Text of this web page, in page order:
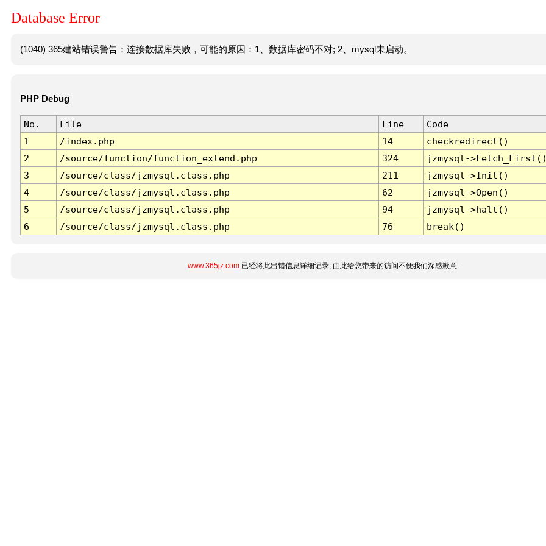
Database Error
(1040) 365建站错误警告：连接数据库失败，可能的原因：1、数据库密码不对; 2、mysql未启动。
PHP Debug
No. File Line
Code
1
/index.php 14
checkredirect()
2
/source/function/function_extend.php 324
jzmysql-
3
/source/class/jzmysql.class.php 211
jzmysql->Init()
4
/source/class/jzmysql.class.php 62
jzmysql->Open()
5
/source/class/jzmysql.class.php 94
jzmysql->halt()
6
/source/class/jzmysql.class.php 76 break()
www.365jz.com已经将此出错信息详细记录, 由此给您带来的访问不便我们深感歉意.